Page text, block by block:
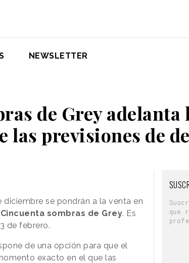
NEWSLETTER
de Grey adelanta
las previsiones de
se pondrán a la venta en
Cincuenta sombras de Grey. Es
de febrero.
de una opción para que el
exacto en el que las
que